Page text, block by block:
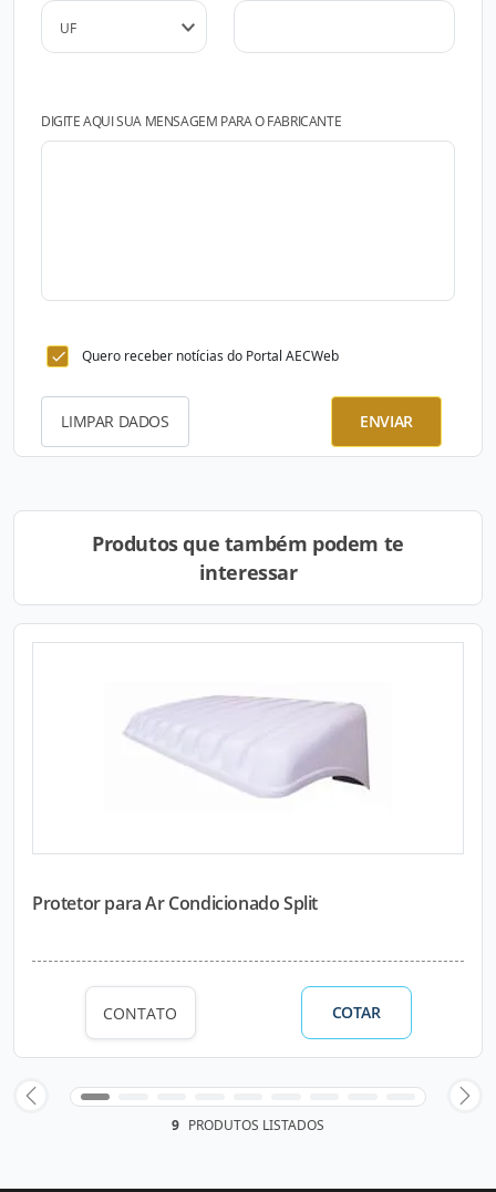
DIGITE AQUI SUA MENSAGEM PARA O FABRICANTE
Quero receber notícias do Portal AECWeb
LIMPAR DADOS ENVIAR
Produtos que também podem te
interessar
Protetor para Ar Condicionado Split
CONTATO COTAR
9 PRODUTOS LISTADOS